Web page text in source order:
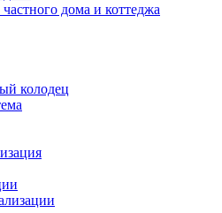
дома и коттеджа
колодец